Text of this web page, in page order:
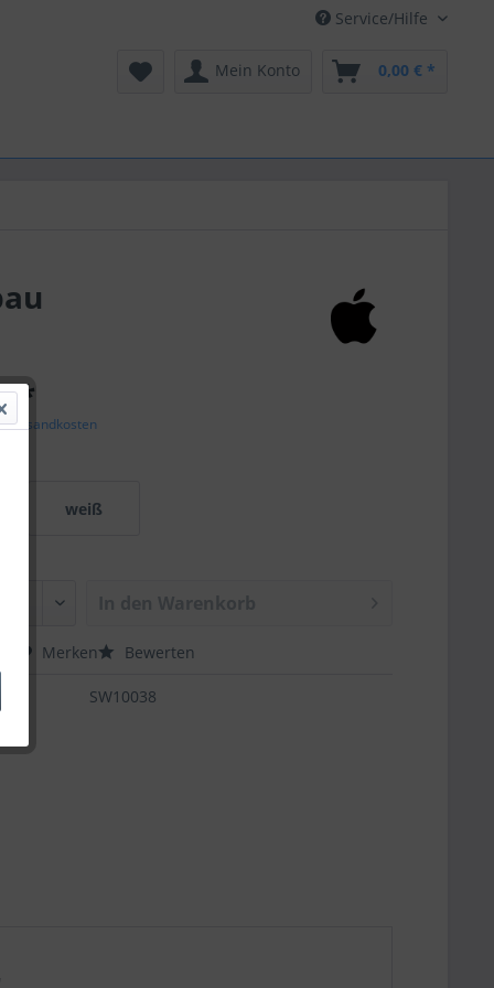
Service/Hilfe
Mein Konto 0,00 € *
*
Versandkosten
weiß
Merken Bewerten
SW10038